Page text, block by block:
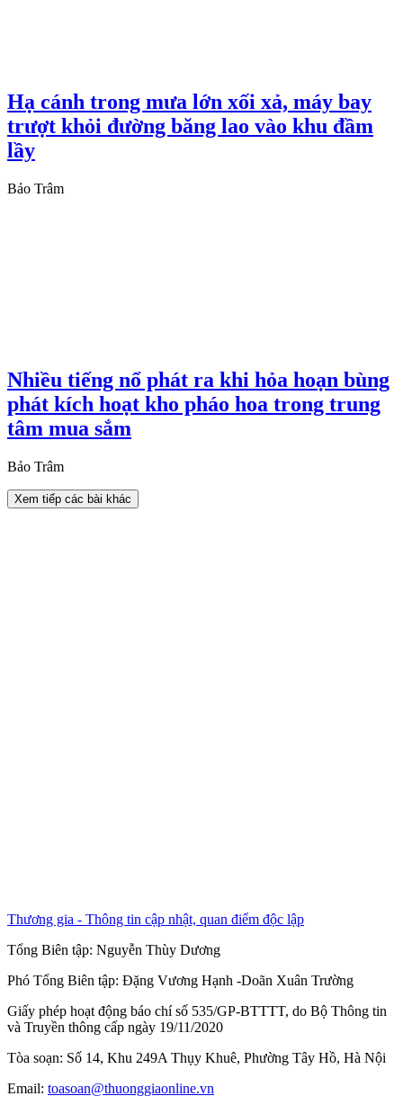
Hạ cánh trong mưa lớn xối xả, máy bay
trượt khỏi đường băng lao vào khu đầm
lầy
Bảo Trâm
Nhiều tiếng nổ phát ra khi hỏa hoạn bùng
phát kích hoạt kho pháo hoa trong trung
tâm mua sắm
Bảo Trâm
Xem tiếp các bài khác
Thương gia - Thông tin cập nhật, quan điểm độc lập
Tổng Biên tập: Nguyễn Thùy Dương
Phó Tổng Biên tập: Đặng Vương Hạnh -Doãn Xuân Trường
Giấy phép hoạt động báo chí số 535/GP-BTTTT, do Bộ Thông tin
và Truyền thông cấp ngày 19/11/2020
Tòa soạn: Số 14, Khu 249A Thụy Khuê, Phường Tây Hồ, Hà Nội
Email: toasoan@thuonggiaonline.vn